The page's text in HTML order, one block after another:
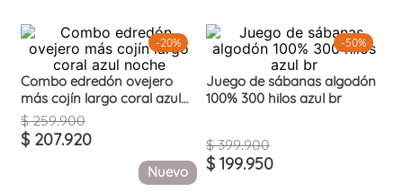
-20%
Combo edredón ovejero
más cojín largo coral azul
noche
$ 259.900
$ 207.920
Nuevo
-50%
Juego de sábanas algodón
100% 300 hilos azul br
$ 399.900
$ 199.950